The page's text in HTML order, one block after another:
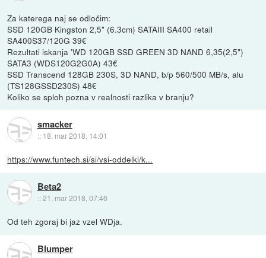
Za katerega naj se odločim:
SSD 120GB Kingston 2,5" (6.3cm) SATAIII SA400 retail
SA400S37/120G 39€
Rezultati iskanja 'WD 120GB SSD GREEN 3D NAND 6,35(2,5")
SATA3 (WDS120G2G0A) 43€
SSD Transcend 128GB 230S, 3D NAND, b/p 560/500 MB/s, alu
(TS128GSSD230S) 48€
Koliko se sploh pozna v realnosti razlika v branju?
smacker
:: 18. mar 2018, 14:01
https://www.funtech.si/si/vsi-oddelki/k...
Beta2
::21. mar 2018, 07:46
Od teh zgoraj bi jaz vzel WDja.
Blumper